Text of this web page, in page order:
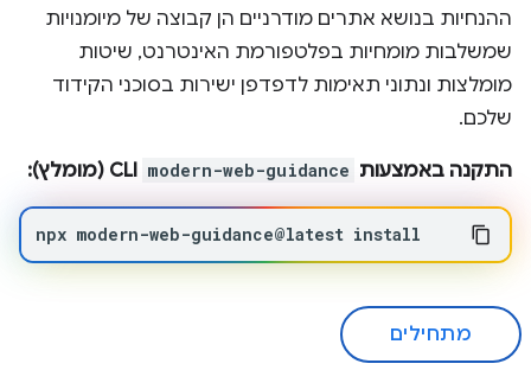
ההנחיות בנושא אתרים מודרניים הן קבוצה של מיומנויות
שמשלבות מומחיות בפלטפורמת האינטרנט, שיטות
מומלצות ונתוני תאימות לדפדפן ישירות בסוכני הקידוד
שלכם.
התקנה באמצעות modern-web-guidance
npx modern-web-guidance@latest install
מתחילים